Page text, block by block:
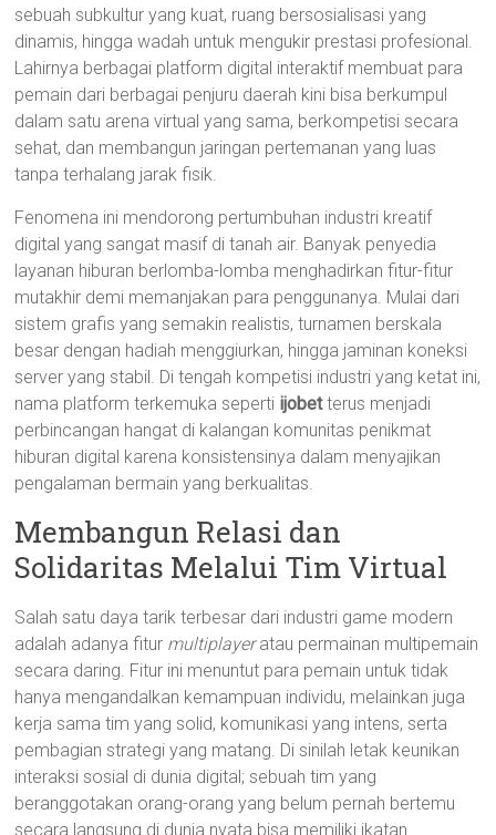
sebuah subkultur yang kuat, ruang bersosialisasi yang
dinamis, hingga wadah untuk mengukir prestasi profesional.
Lahirnya berbagai platform digital interaktif membuat para
pemain dari berbagai penjuru daerah kini bisa berkumpul
dalam satu arena virtual yang sama, berkompetisi secara
sehat, dan membangun jaringan pertemanan yang luas
tanpa terhalang jarak fisik.
Fenomena ini mendorong pertumbuhan industri kreatif
digital yang sangat masif di tanah air. Banyak penyedia
layanan hiburan berlomba-lomba menghadirkan fitur-fitur
mutakhir demi memanjakan para penggunanya. Mulai dari
sistem grafis yang semakin realistis, turnamen berskala
besar dengan hadiah menggiurkan, hingga jaminan koneksi
server yang stabil. Di tengah kompetisi industri yang ketat ini,
nama platform terkemuka seperti ijobetterus menjadi
perbincangan hangat di kalangan komunitas penikmat
hiburan digital karena konsistensinya dalam menyajikan
pengalaman bermain yang berkualitas.
Membangun Relasi dan
Solidaritas Melalui Tim Virtual
Salah satu daya tarik terbesar dari industri game modern
adalah adanya fitur multiplayeratau permainan multipemain
secara daring. Fitur ini menuntut para pemain untuk tidak
hanya mengandalkan kemampuan individu, melainkan juga
kerja sama tim yang solid, komunikasi yang intens, serta
pembagian strategi yang matang. Di sinilah letak keunikan
interaksi sosial di dunia digital; sebuah tim yang
beranggotakan orang-orang yang belum pernah bertemu
secara langsung di dunia nyata bisa memiliki ikatan